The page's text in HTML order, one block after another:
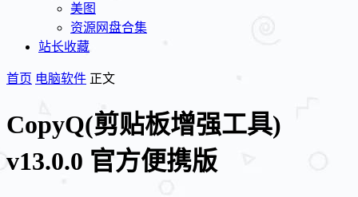
美图
资源网盘合集
站长收藏
首页 电脑软件 正文
CopyQ(剪贴板增强工具)
v13.0.0 官方便携版